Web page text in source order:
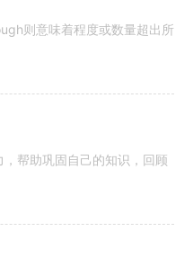
则意味着程度或数量超出所
帮助巩固自己的知识，回顾